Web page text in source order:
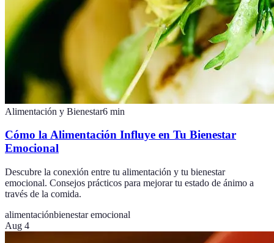
Alimentación y Bienestar6 min
Cómo la Alimentación Influye en Tu Bienestar
Emocional
Descubre la conexión entre tu alimentación y tu bienestar
emocional. Consejos prácticos para mejorar tu estado de ánimo a
través de la comida.
alimentaciónbienestar emocional
Aug 4